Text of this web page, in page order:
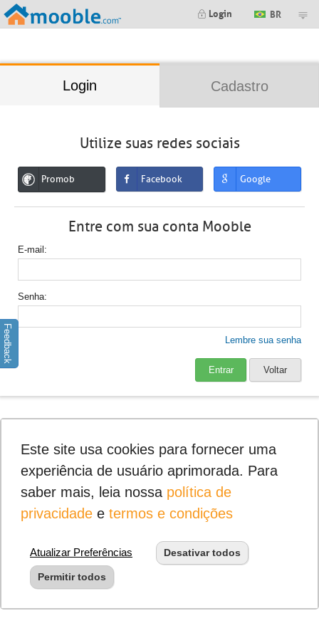
Login BR
Login Cadastro
Utilize suas redes sociais
Promob Facebook Google
Entre com sua conta Mooble
E-mail
Senha
Lembre sua senha
Entrar Voltar
Feedback
Este site usa cookies para fornecer uma
experiência de usuário aprimorada. Para
saber mais, leia nossa política de
privacidadee termos e condições
Atualizar Preferências Desativar todos
Permitir todos